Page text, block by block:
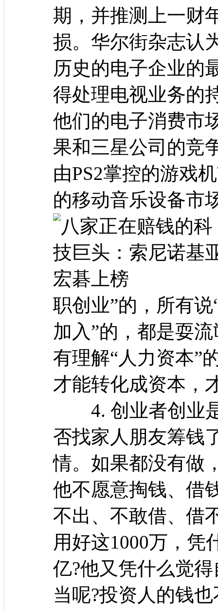
期，并推测上一财
损。华尔街杂志认
历史的电子企业的
得处理电视业务的
他们的电子消费市
果和三星公司的竞
由PS2掌控的游戏
的移动音乐设备市
职创业”的，所有
加入”的，都是耍
有理解“人力资本”
才能转化成资本，
4. 创业者创业是
否找家人朋友筹钱
情。如果都没有做
他不愿意掏钱、借
不出、不敢借、借
用好这1000万，凭
亿?他又凭什么觉
当呢?投资人的钱